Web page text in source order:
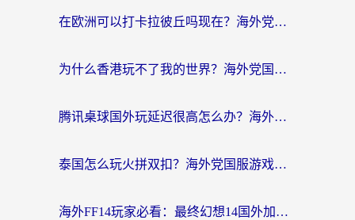
在欧洲可以打卡拉彼丘吗现在？海外党国服游戏加速器终极避坑指南
为什么香港玩不了我的世界？海外党国服游戏加速终极解决方案
腾讯桌球国外玩延迟很高怎么办？海外党亲测有效的国服游戏加速指南
泰国怎么玩火拼双扣？海外党国服游戏加速终极指南（附暗区突围植物大战僵尸实测）
海外FF14玩家必看：最终幻想14国外加速器下载安装全攻略+卡顿解决秘籍